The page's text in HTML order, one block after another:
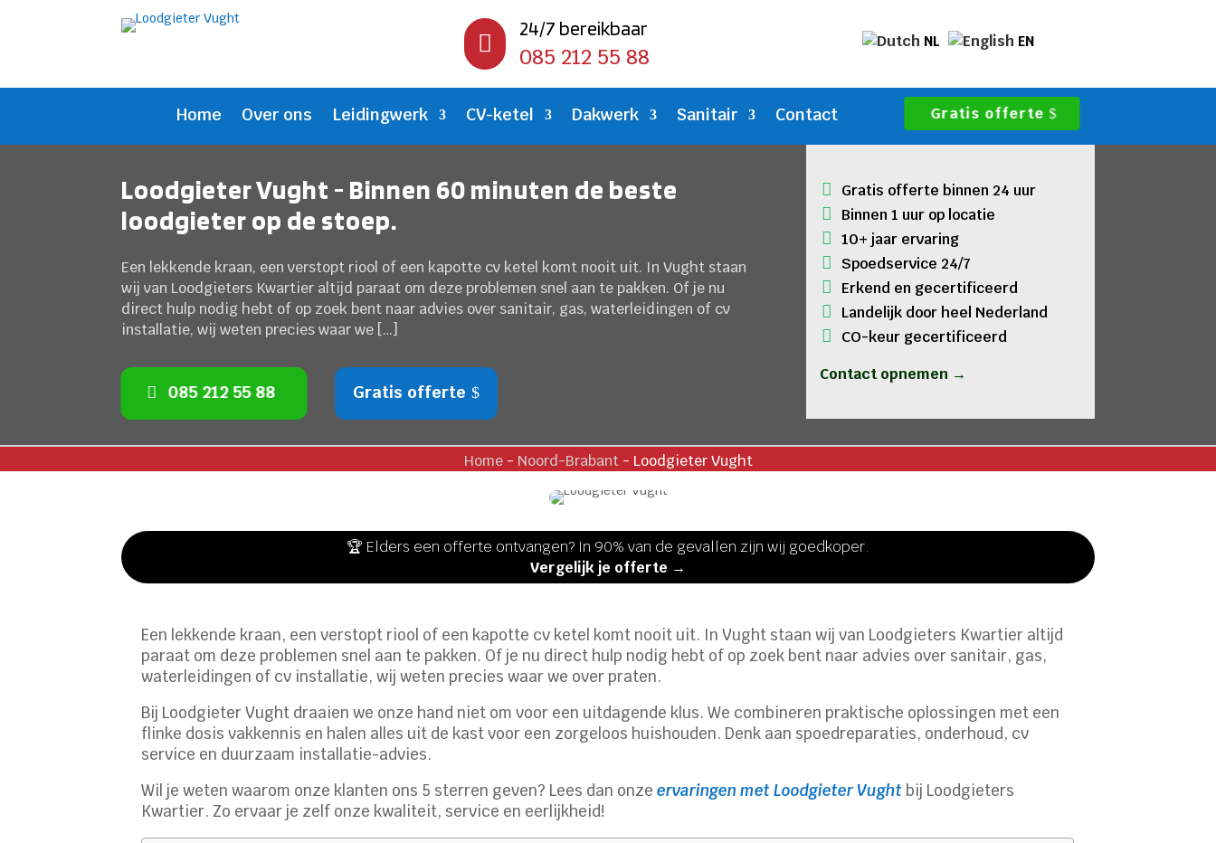

24/7 bereikbaar
085 212 55 88
NL EN
Home Over ons Leidingwerk CV-ketel Dakwerk Sanitair Contact Gratis offerte
Loodgieter Vught - Binnen 60 minuten de beste
loodgieter op de stoep.
Een lekkende kraan, een verstopt riool of een kapotte cv ketel komt nooit uit. In Vught staan
wij van Loodgieters Kwartier altijd paraat om deze problemen snel aan te pakken. Of je nu
direct hulp nodig hebt of op zoek bent naar advies over sanitair, gas, waterleidingen of cv
installatie, wij weten precies waar we […]
085 212 55 88 Gratis offerte
Gratis offerte binnen 24 uur
Binnen 1 uur op locatie
10+ jaar ervaring
Spoedservice 24/7
Erkend en gecertificeerd
Landelijk door heel Nederland
CO-keur gecertificeerd
Contact opnemen →
Home- Noord-Brabant- Loodgieter Vught
🏆 Elders een offerte ontvangen? In 90% van de gevallen zijn wij goedkoper.
Vergelijk je offerte →
Een lekkende kraan, een verstopt riool of een kapotte cv ketel komt nooit uit. In Vught staan wij van Loodgieters Kwartier altijd
paraat om deze problemen snel aan te pakken. Of je nu direct hulp nodig hebt of op zoek bent naar advies over sanitair, gas,
waterleidingen of cv installatie, wij weten precies waar we over praten.
Bij Loodgieter Vught draaien we onze hand niet om voor een uitdagende klus. We combineren praktische oplossingen met een
flinke dosis vakkennis en halen alles uit de kast voor een zorgeloos huishouden. Denk aan spoedreparaties, onderhoud, cv
service en duurzaam installatie-advies.
Wil je weten waarom onze klanten ons 5 sterren geven? Lees dan onzeervaringen met Loodgieter Vught bij Loodgieters
Kwartier. Zo ervaar je zelf onze kwaliteit, service en eerlijkheid!